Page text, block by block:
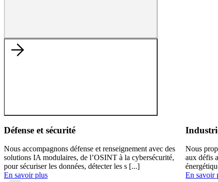
Défense et sécurité
Nous accompagnons défense et renseignement avec des
solutions IA modulaires, de l’OSINT à la cybersécurité,
pour sécuriser les données, détecter les s [...]
En savoir plus
Nous
aux défis
En savoir